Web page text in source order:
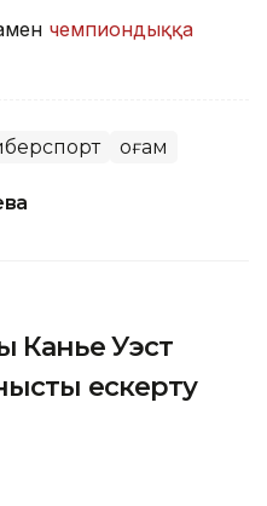
чемпиондыққа
Қоғам
Канье Уэст
ескерту